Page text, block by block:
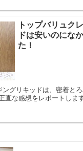
トップバリュク
ドは安いのにな
た！
ングリキッドは、密着と
直な感想をレポートし